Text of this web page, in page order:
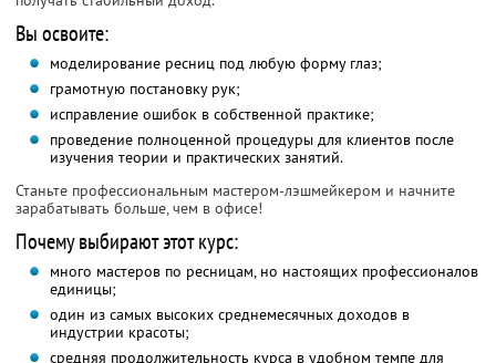
Вы освоите:
моделирование ресниц под любую форму глаз;
грамотную постановку рук;
исправление ошибок в собственной практике;
проведение полноценной процедуры для клиентов после
изучения теории и практических занятий.
Станьте профессиональным мастером-лэшмейкером и начните
зарабатывать больше, чем в офисе!
Почему выбирают этот курс:
много мастеров по ресницам, но настоящих профессионалов
единицы;
один из самых высоких среднемесячных доходов в
индустрии красоты;
средняя продолжительность курса в удобном темпе для